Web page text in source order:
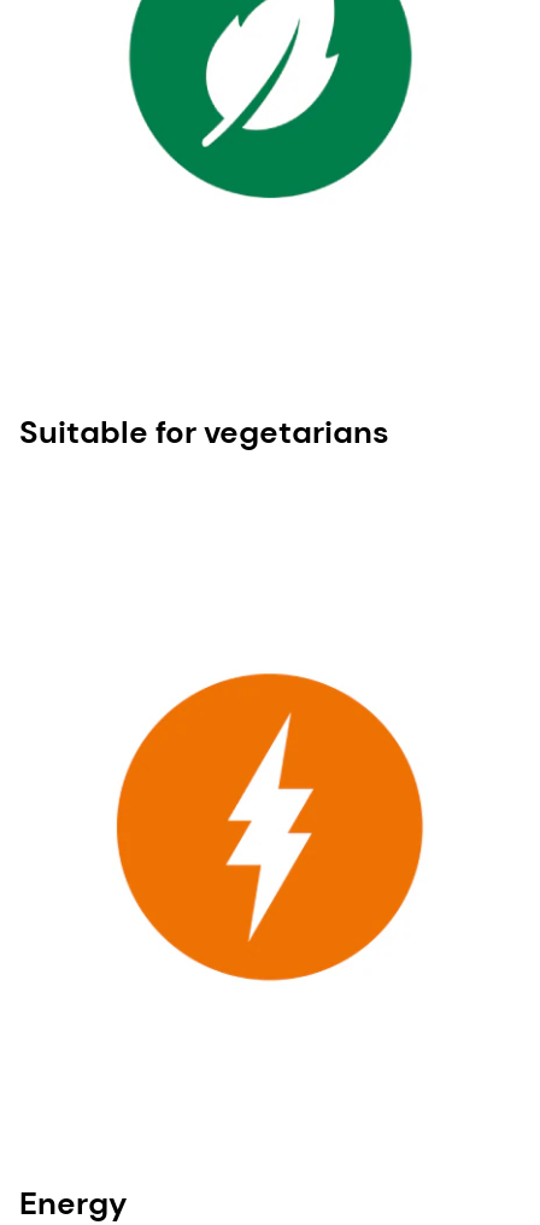
Suitable for vegetarians
Energy